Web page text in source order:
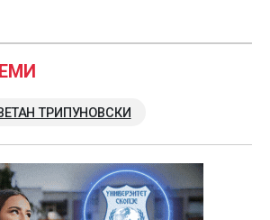
ТРИПУНОВСКИ